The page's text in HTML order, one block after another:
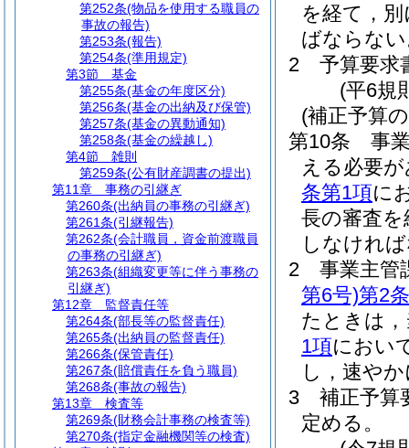
を経て，
ばならな
2
予算要求
(平6規
(補正予算
第10条
事
える必要
条第1項に
長の審査
しなけれ
2
事業主管
第6号)第2条
たときは
1項におい
し，速や
3
補正予算
定める。
第252条(物品を使用する職員の
事故の報告)
第253条(報告)
第254条(準用規定)
第3節
基金
第255条(基金の年度区分)
第256条(基金の出納及び保管)
第257条(基金の異動通知)
第258条(基金の繰越し)
第4節
雑則
第259条(公有財産調書の提出)
第11章
事務の引継ぎ
第260条(出納員の事務の引継ぎ)
第261条(引継報告)
第262条(会計職員，資金前渡職員
の事務の引継ぎ)
第263条(組織変更等に伴う事務の
引継ぎ)
第12章
監督責任等
第264条(部長等の監督責任)
第265条(出納員の監督責任)
第266条(保管責任)
第267条(賠償責任を負う職員)
第268条(事故の報告)
第13章
検査等
第269条(財務会計事務の検査等)
第270条(指定金融機関等の検査)